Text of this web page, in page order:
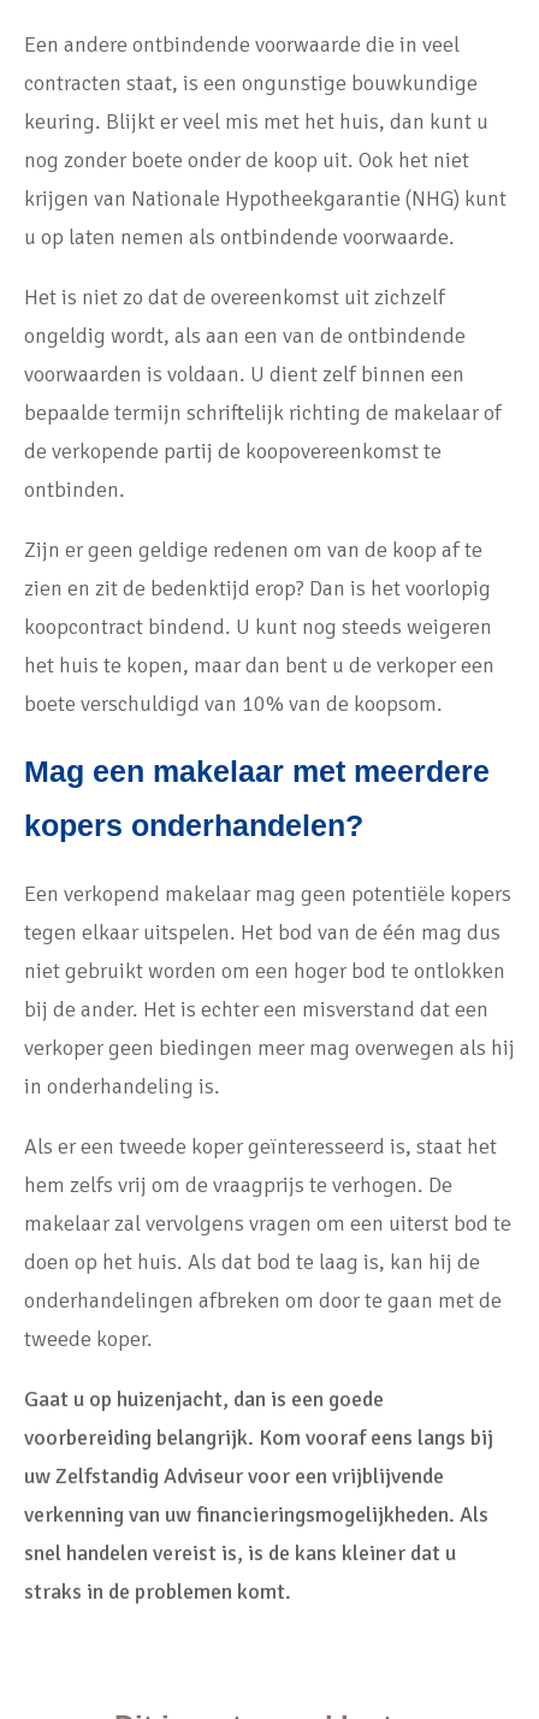
Een andere ontbindende voorwaarde die in veel
contracten staat, is een ongunstige bouwkundige
keuring. Blijkt er veel mis met het huis, dan kunt u
nog zonder boete onder de koop uit. Ook het niet
krijgen van Nationale Hypotheekgarantie (NHG) kunt
u op laten nemen als ontbindende voorwaarde.
Het is niet zo dat de overeenkomst uit zichzelf
ongeldig wordt, als aan een van de ontbindende
voorwaarden is voldaan. U dient zelf binnen een
bepaalde termijn schriftelijk richting de makelaar of
de verkopende partij de koopovereenkomst te
ontbinden.
Zijn er geen geldige redenen om van de koop af te
zien en zit de bedenktijd erop? Dan is het voorlopig
koopcontract bindend. U kunt nog steeds weigeren
het huis te kopen, maar dan bent u de verkoper een
boete verschuldigd van 10% van de koopsom.
Mag een makelaar met meerdere
kopers onderhandelen?
Een verkopend makelaar mag geen potentiële kopers
tegen elkaar uitspelen. Het bod van de één mag dus
niet gebruikt worden om een hoger bod te ontlokken
bij de ander. Het is echter een misverstand dat een
verkoper geen biedingen meer mag overwegen als hij
in onderhandeling is.
Als er een tweede koper geïnteresseerd is, staat het
hem zelfs vrij om de vraagprijs te verhogen. De
makelaar zal vervolgens vragen om een uiterst bod te
doen op het huis. Als dat bod te laag is, kan hij de
onderhandelingen afbreken om door te gaan met de
tweede koper.
Gaat u op huizenjacht, dan is een goede
voorbereiding belangrijk. Kom vooraf eens langs bij
uw Zelfstandig Adviseur voor een vrijblijvende
verkenning van uw financieringsmogelijkheden. Als
snel handelen vereist is, is de kans kleiner dat u
straks in de problemen komt.